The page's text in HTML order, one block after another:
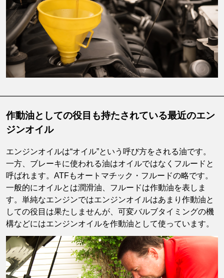
作動油としての役目も持たされている最近のエン
ジンオイル
エンジンオイルは“オイル”という呼び方をされる油です。
一方、ブレーキに使われる油はオイルではなくフルードと
呼ばれます。ATFもオートマチック・フルードの略です。
一般的にオイルとは潤滑油、フルードは作動油を表しま
す。単純なエンジンではエンジンオイルはあまり作動油と
しての役目は果たしませんが、可変バルブタイミングの機
構などにはエンジンオイルを作動油として使っています。